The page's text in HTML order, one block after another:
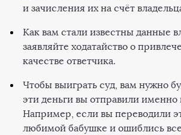
и зачисления их на счёт
Как вам стали известны данные
заявляйте ходатайство о
качестве ответчика.
Чтобы выиграть суд, вам нужно
эти деньги вы отправили
Например, если вы переводили
любимой бабушке и ошиблись